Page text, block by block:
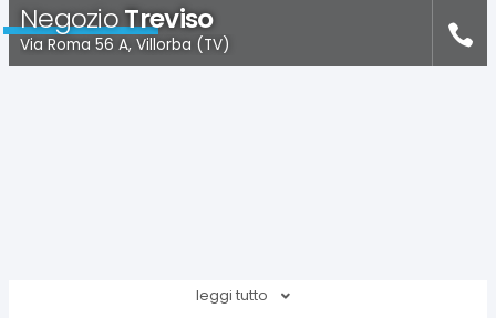
NegozioTreviso
Via Roma 56 A, Villorba (TV)
leggi tutto